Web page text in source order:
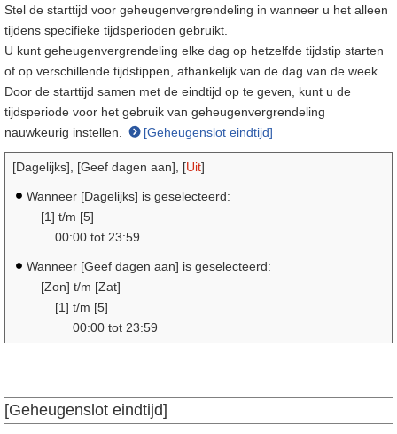
Stel de starttijd voor geheugenvergrendeling in wanneer u het alleen
tijdens specifieke tijdsperioden gebruikt.
U kunt geheugenvergrendeling elke dag op hetzelfde tijdstip starten
of op verschillende tijdstippen, afhankelijk van de dag van de week.
Door de starttijd samen met de eindtijd op te geven, kunt u de
tijdsperiode voor het gebruik van geheugenvergrendeling
nauwkeurig instellen.
[Geheugenslot eindtijd]
[Dagelijks], [Geef dagen aan], [Uit]
Wanneer [Dagelijks] is geselecteerd:
[1] t/m [5]
00:00 tot 23:59
Wanneer [Geef dagen aan] is geselecteerd:
[Zon] t/m [Zat]
[1] t/m [5]
00:00 tot 23:59
[Geheugenslot eindtijd]